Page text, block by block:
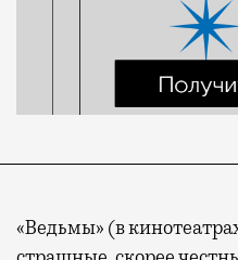
«Ведьмы» (в